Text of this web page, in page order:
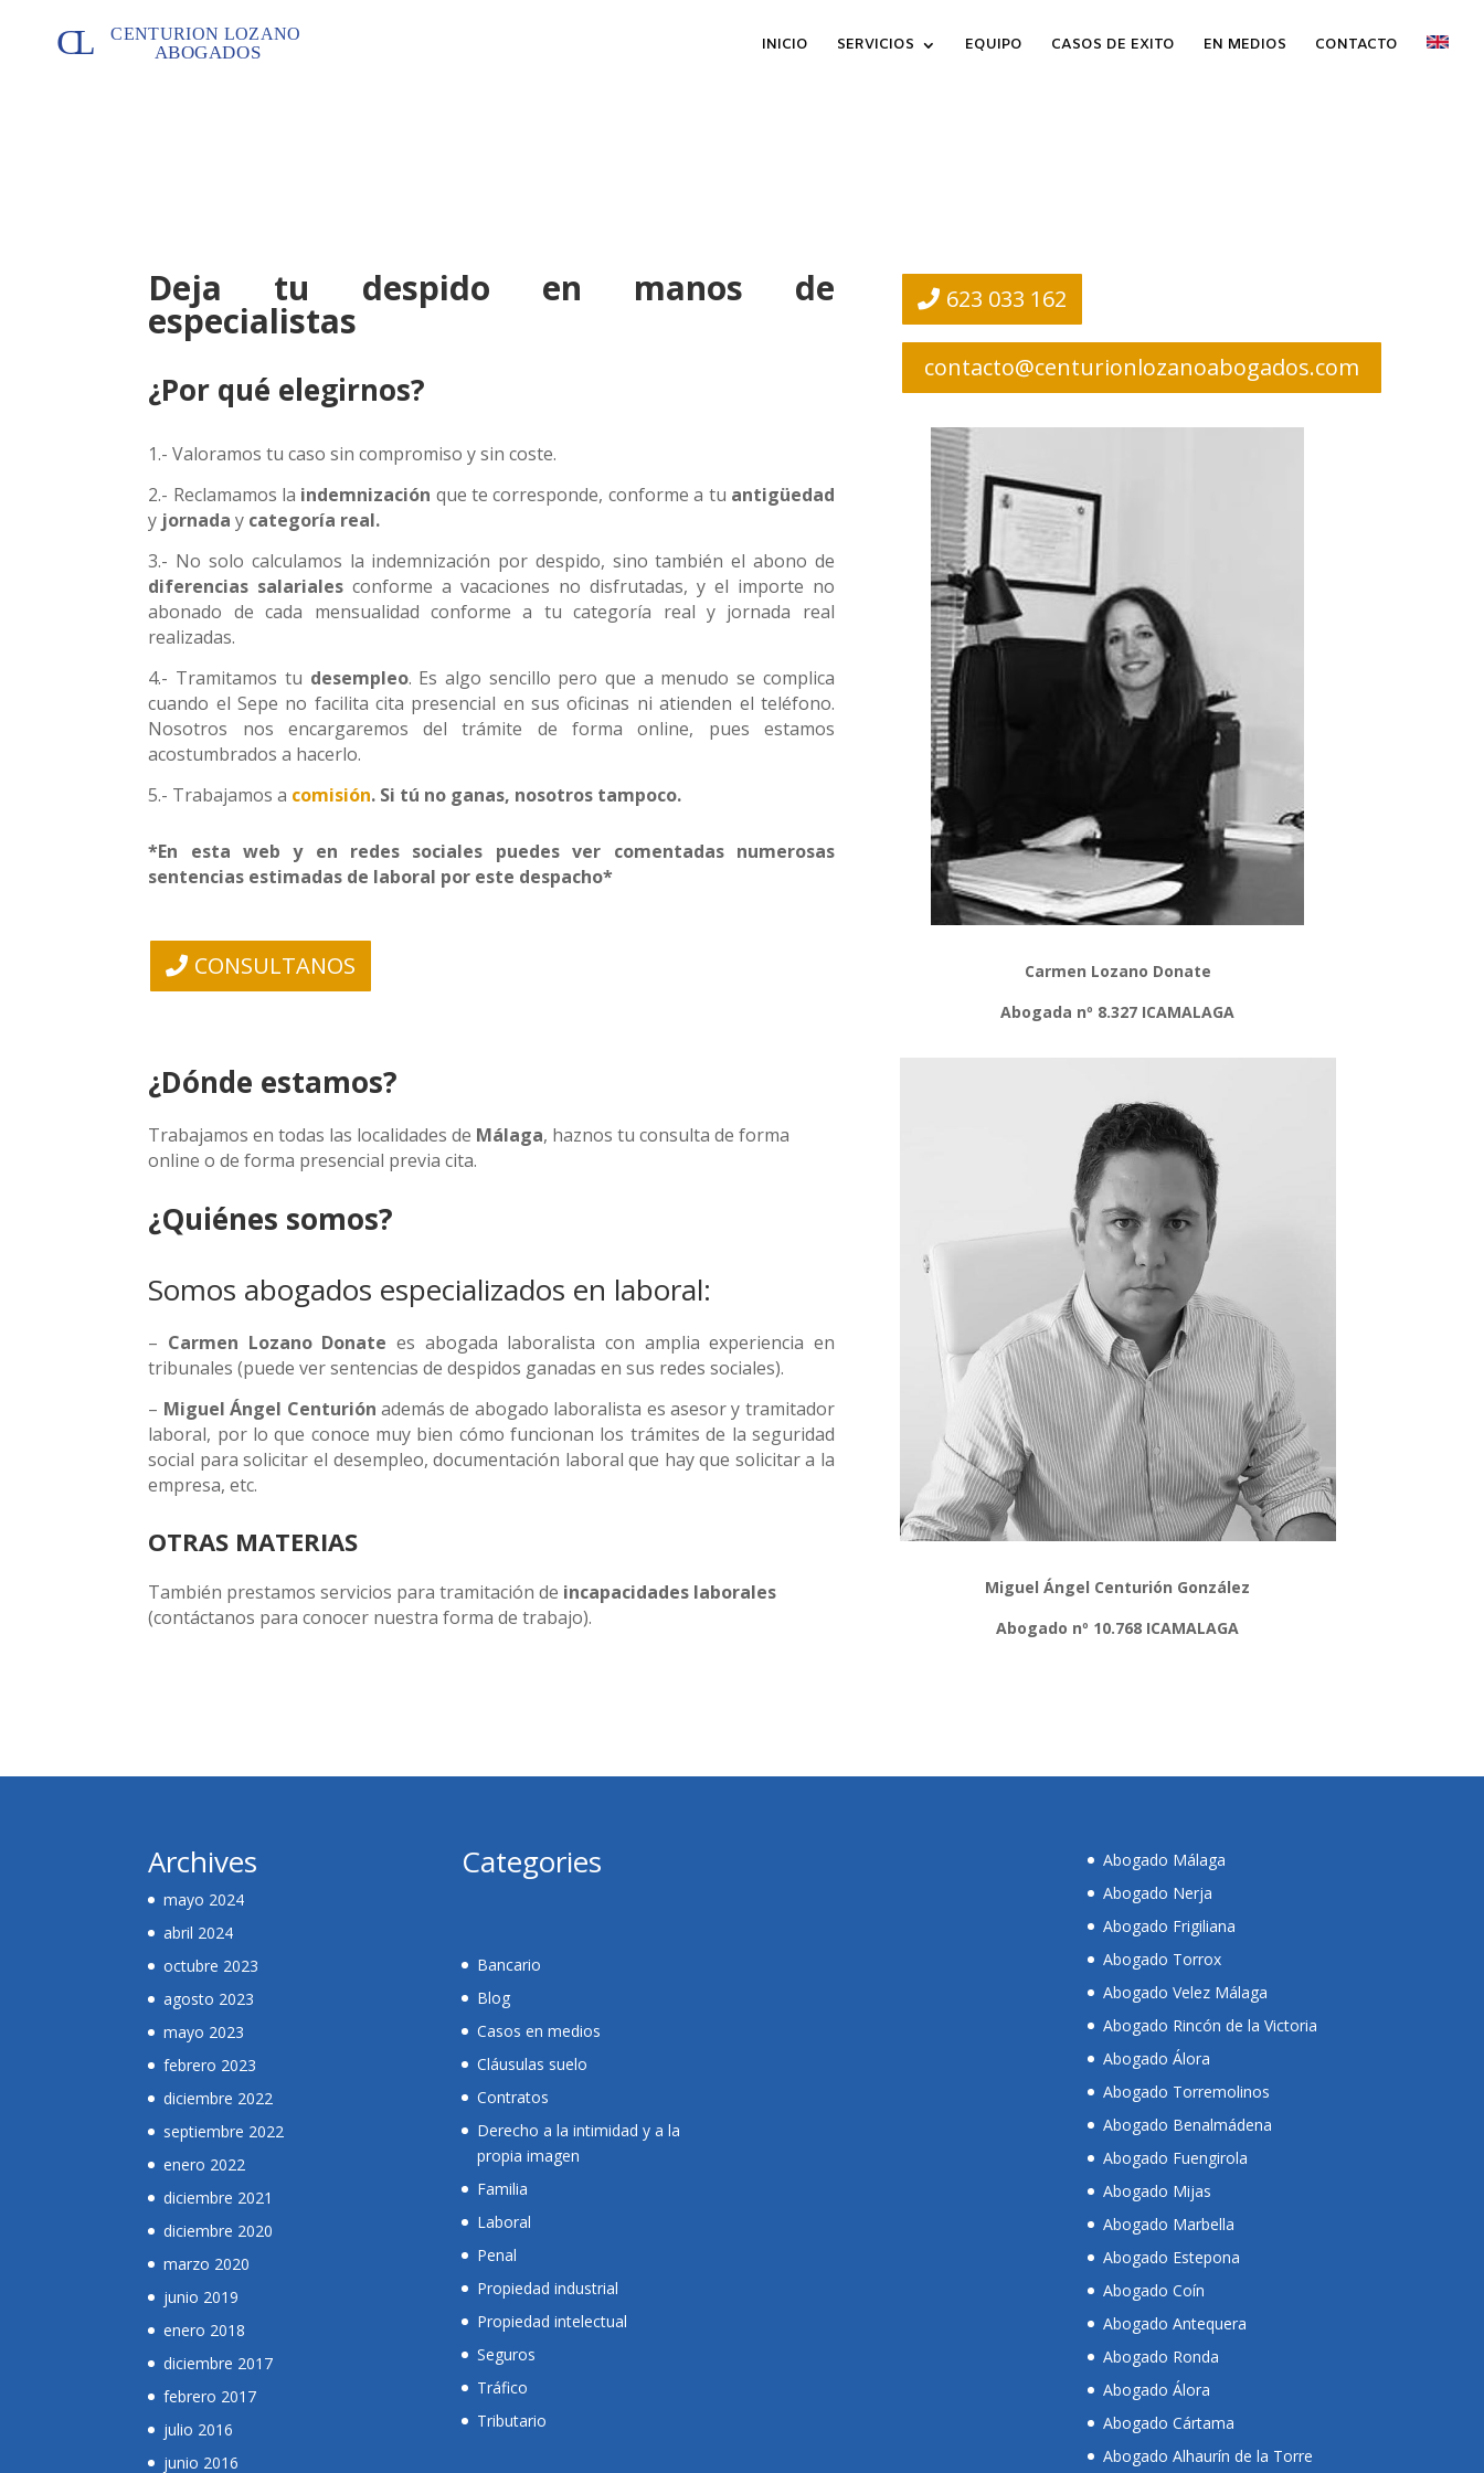
INICIO SERVICIOS EQUIPO CASOS DE EXITO EN MEDIOS CONTACTO
Deja tu despido en manos de
especialistas
¿Por qué elegirnos?
1.- Valoramos tu caso sin compromiso y sin coste.
2.- Reclamamos la indemnización que te corresponde, conforme a tu antigüedad
y jornaday categoría real.
3.- No solo calculamos la indemnización por despido, sino también el abono de
diferencias salariales conforme a vacaciones no disfrutadas, y el importe no
abonado de cada mensualidad conforme a tu categoría real y jornada real
realizadas.
4.- Tramitamos tu desempleo. Es algo sencillo pero que a menudo se complica
cuando el Sepe no facilita cita presencial en sus oficinas ni atienden el teléfono.
Nosotros nos encargaremos del trámite de forma online, pues estamos
acostumbrados a hacerlo.
5.- Trabajamos a comisión. Si tú no ganas, nosotros tampoco.
*En esta web y en redes sociales puedes ver comentadas numerosas
sentencias estimadas de laboral por este despacho*
CONSULTANOS
¿Dónde estamos?
Trabajamos en todas las localidades de Málaga, haznos tu consulta de forma
online o de forma presencial previa cita.
¿Quiénes somos?
Somos abogados especializados en laboral:
– Carmen Lozano Donate es abogada laboralista con amplia experiencia en
tribunales (puede ver sentencias de despidos ganadas en sus redes sociales).
– Miguel Ángel Centurión además de abogado laboralista es asesor y tramitador
laboral, por lo que conoce muy bien cómo funcionan los trámites de la seguridad
social para solicitar el desempleo, documentación laboral que hay que solicitar a la
empresa, etc.
OTRAS MATERIAS
También prestamos servicios para tramitación de incapacidades laborales
(contáctanos para conocer nuestra forma de trabajo).
623 033 162
contacto@centurionlozanoabogados.com
Carmen Lozano Donate
Abogada nº 8.327 ICAMALAGA
Miguel Ángel Centurión González
Abogado nº 10.768 ICAMALAGA
Archives
mayo 2024
abril 2024
octubre 2023
agosto 2023
mayo 2023
febrero 2023
diciembre 2022
septiembre 2022
enero 2022
diciembre 2021
diciembre 2020
marzo 2020
junio 2019
enero 2018
diciembre 2017
febrero 2017
julio 2016
junio 2016
Categories
Bancario
Blog
Casos en medios
Cláusulas suelo
Contratos
Derecho a la intimidad y a la
propia imagen
Familia
Laboral
Penal
Propiedad industrial
Propiedad intelectual
Seguros
Tráfico
Tributario
Abogado Málaga
Abogado Nerja
Abogado Frigiliana
Abogado Torrox
Abogado Velez Málaga
Abogado Rincón de la Victoria
Abogado Álora
Abogado Torremolinos
Abogado Benalmádena
Abogado Fuengirola
Abogado Mijas
Abogado Marbella
Abogado Estepona
Abogado Coín
Abogado Antequera
Abogado Ronda
Abogado Álora
Abogado Cártama
Abogado Alhaurín de la Torre